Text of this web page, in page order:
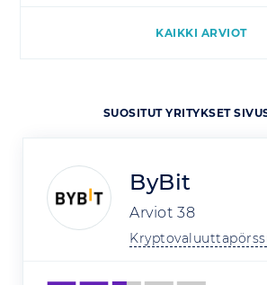
KAIKKI ARVIOT
SUOSITUT YRITYKSET
ByBit
Arviot 38